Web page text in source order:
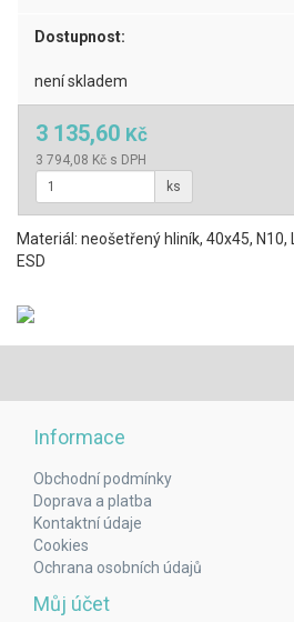
Dostupnost:
není skladem
3 135,60 Kč
3 794,08 Kč s DPH
ks
Materiál: neošetřený hliník, 40x45,
ESD
Informace
Obchodní podmínky
Doprava a platba
Kontaktní údaje
Cookies
Ochrana osobních údajů
Můj účet